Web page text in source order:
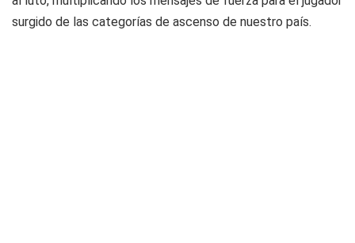
surgido de las categorías de ascenso de nuestro país.